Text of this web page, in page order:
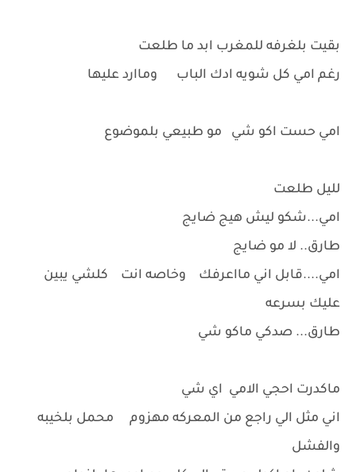
بقيت بلغرفه للمغرب ابد ما طلعت
رغم امي كل شويه ادك الباب وماارد عليها
امي حست اكو شي مو طبيعي بلموضوع
لليل طلعت
امي...شكو ليش هيج ضايج
طارق.. لا مو ضايج
امي....قابل اني مااعرفك وخاصه انت كلشي يبين
عليك بسرعه
طارق... صدكي ماكو شي
ماكدرت احجي الامي اي شي
اني مثل الي راجع من المعركه مهزوم محمل بلخيبه
والفشل